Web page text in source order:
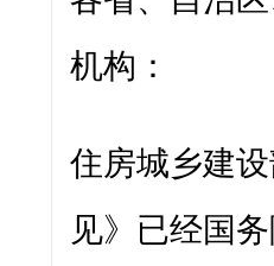
机构：
住房城乡建
见》已经国